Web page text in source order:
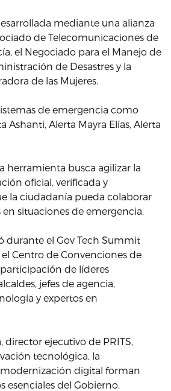
mediante una alianza
de Telecomunicaciones de
el Negociado para el Manejo de
de Desastres y la
de las Mujeres.
de emergencia como
Ashanti, Alerta Mayra Elías, Alerta
herramienta busca agilizar la
oficial, verificada y
la ciudadanía pueda colaborar
situaciones de emergencia.
durante el Gov Tech Summit
Centro de Convenciones de
de líderes
jefes de agencia,
y expertos en
director ejecutivo de PRITS,
tecnológica, la
digital forman
esenciales del Gobierno.